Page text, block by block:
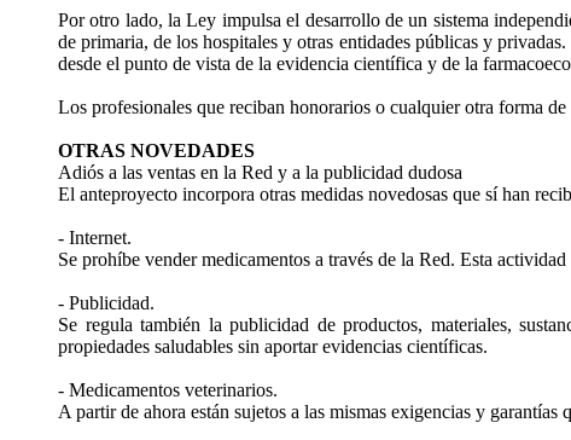
Por otro lado, la Ley impulsa el desarrollo de un sistema
de primaria, de los hospitales y otras entidades públicas y
desde el punto de vista de la evidencia científica y de la
Los profesionales que reciban honorarios o cualquier otra forma
OTRAS NOVEDADES
Adiós a las ventas en la Red y a la publicidad dudosa
El anteproyecto incorpora otras medidas novedosas que sí han
- Internet.
Se prohíbe vender medicamentos a través de la Red. Esta
- Publicidad.
Se regula también la publicidad de productos, materiales,
propiedades saludables sin aportar evidencias científicas.
- Medicamentos veterinarios.
A partir de ahora están sujetos a las mismas exigencias y